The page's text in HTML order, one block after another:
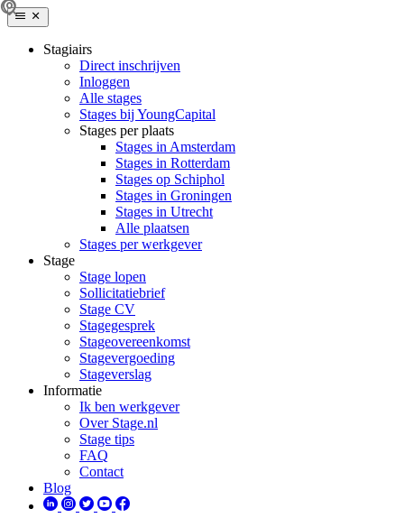
Stagiairs
Direct inschrijven
Inloggen
Alle stages
Stages bij YoungCapital
Stages per plaats
Stages in Amsterdam
Stages in Rotterdam
Stages op Schiphol
Stages in Groningen
Stages in Utrecht
Alle plaatsen
Stages per werkgever
Stage
Stage lopen
Sollicitatiebrief
Stage CV
Stagegesprek
Stageovereenkomst
Stagevergoeding
Stageverslag
Informatie
Ik ben werkgever
Over Stage.nl
Stage tips
FAQ
Contact
Blog